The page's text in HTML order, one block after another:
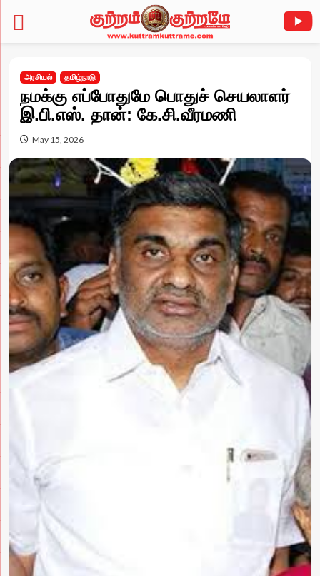
to
content
அரசியல் தமிழ்நாடு
நமக்கு எப்போதுமே பொதுச் செயலாளர்
இ.பி.எஸ். தான்: கே.சி.வீரமணி
May 15, 2026